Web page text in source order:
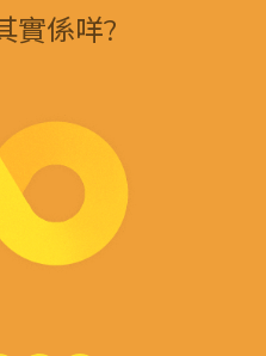
實係咩?